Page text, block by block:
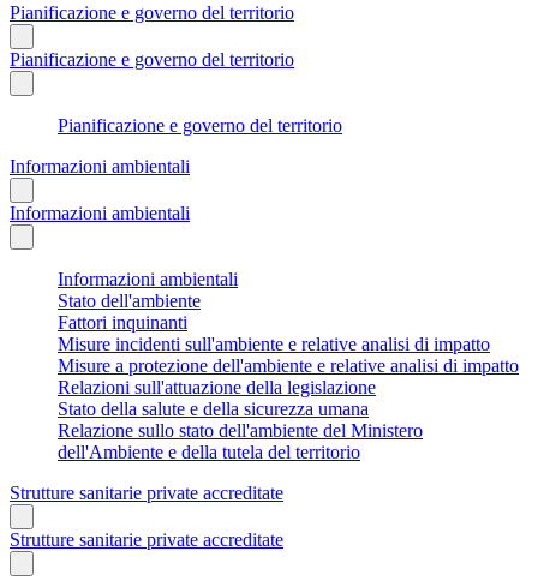
Pianificazione e governo del territorio
Pianificazione e governo del territorio
Pianificazione e governo del territorio
Informazioni ambientali
Informazioni ambientali
Informazioni ambientali
Stato dell'ambiente
Fattori inquinanti
Misure incidenti sull'ambiente e relative analisi di impatto
Misure a protezione dell'ambiente e relative analisi di impatto
Relazioni sull'attuazione della legislazione
Stato della salute e della sicurezza umana
Relazione sullo stato dell'ambiente del Ministero
dell'Ambiente e della tutela del territorio
Strutture sanitarie private accreditate
Strutture sanitarie private accreditate